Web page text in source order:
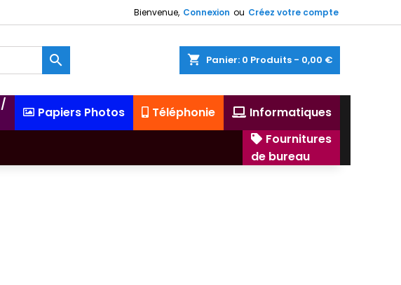
Bienvenue, Connexion ou Créez votre compte
shopping_cart Panier: 0 Produits - 0,00 €

Papiers Photos Téléphonie
Informatiques
Fournitures
de bureau